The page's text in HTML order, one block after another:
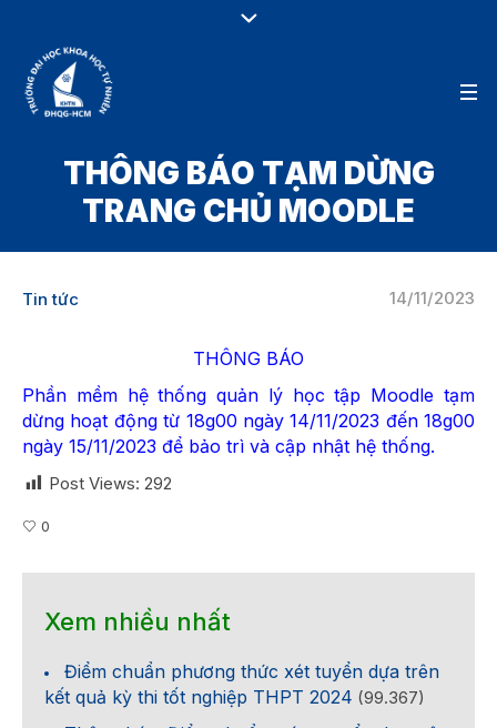
THÔNG BÁO TẠM DỪNG
TRANG CHỦ MOODLE
14/11/2023
Tin tức
THÔNG BÁO
Phần mềm hệ thống quản lý học tập Moodle tạm
dừng hoạt động từ 18g00 ngày 14/11/2023 đến 18g00
ngày 15/11/2023 để bảo trì và cập nhật hệ thống.
Post Views: 292
0
Xem nhiều nhất
Điểm chuẩn phương thức xét tuyển dựa trên
kết quả kỳ thi tốt nghiệp THPT 2024 (99.367)